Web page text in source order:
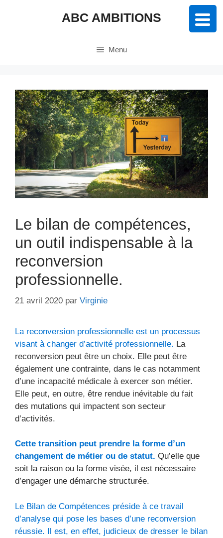
ABC AMBITIONS
Menu
Le bilan de compétences,
un outil indispensable à la
reconversion
professionnelle.
21 avril 2020 par Virginie
La reconversion professionnelle est un processus
visant à changer d’activité professionnelle. La
reconversion peut être un choix. Elle peut être
également une contrainte, dans le cas notamment
d’une incapacité médicale à exercer son métier.
Elle peut, en outre, être rendue inévitable du fait
des mutations qui impactent son secteur
d’activités.
Cette transition peut prendre la forme d’un
changement de métier ou de statut. Qu’elle que
soit la raison ou la forme visée, il est nécessaire
d’engager une démarche structurée.
Le Bilan de Compétences préside à ce travail
d’analyse qui pose les bases d’une reconversion
réussie. Il est, en effet, judicieux de dresser le bilan